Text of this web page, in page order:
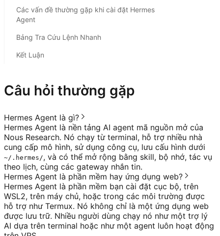
Các vấn đề thường gặp khi cài đặt Hermes
Agent
Bảng Tra Cứu Lệnh Nhanh
Kết Luận
Câu hỏi thường gặp
Hermes Agent là gì?
Hermes Agent là nền tảng AI agent mã nguồn mở của
Nous Research. Nó chạy từ terminal, hỗ trợ nhiều nhà
cung cấp mô hình, sử dụng công cụ, lưu cấu hình dưới
~/.hermes/, và có thể mở rộng bằng skill, bộ nhớ, tác vụ
theo lịch, cùng các gateway nhắn tin.
Hermes Agent là phần mềm hay ứng dụng web?
Hermes Agent là phần mềm bạn cài đặt cục bộ, trên
WSL2, trên máy chủ, hoặc trong các môi trường được
hỗ trợ như Termux. Nó không chỉ là một ứng dụng web
được lưu trữ. Nhiều người dùng chạy nó như một trợ lý
AI dựa trên terminal hoặc như một agent luôn hoạt động